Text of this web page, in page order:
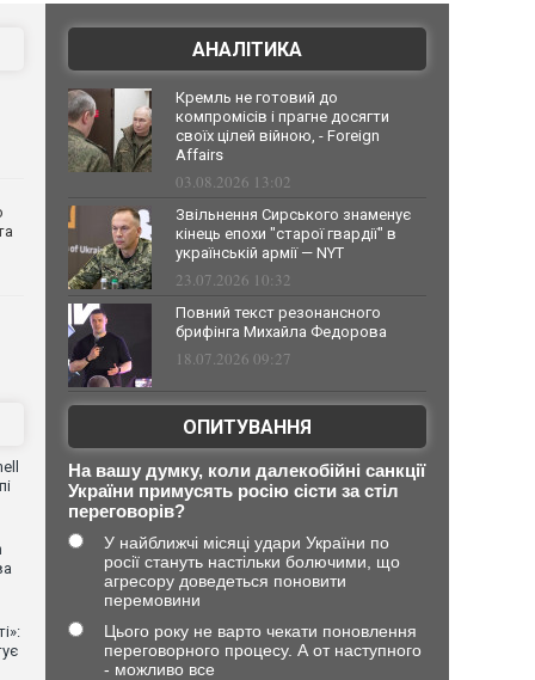
АНАЛІТИКА
Кремль не готовий до
компромісів і прагне досягти
своїх цілей війною, - Foreign
Affairs
03.08.2026 13:02
Звільнення Сирського знаменує
кінець епохи "старої гвардії" в
українській армії — NYT
23.07.2026 10:32
Повний текст резонансного
брифінга Михайла Федорова
18.07.2026 09:27
ОПИТУВАННЯ
На вашу думку, коли далекобійні санкції
України примусять росію сісти за стіл
переговорів?
У найближчі місяці удари України по
росії стануть настільки болючими, що
агресору доведеться поновити
перемовини
Цього року не варто чекати поновлення
переговорного процесу. А от наступного
- можливо все